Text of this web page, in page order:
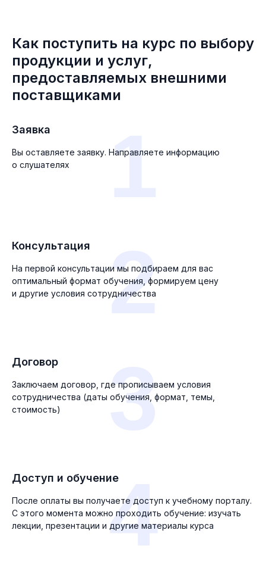
Как поступить на курс по выбору
продукции и услуг,
предоставляемых внешними
поставщиками
Заявка
Вы оставляете заявку. Направляете информацию
о слушателях
1
Консультация
На первой консультации мы подбираем для вас
оптимальный формат обучения, формируем цену
и другие условия сотрудничества
2
Договор
Заключаем договор, где прописываем условия
сотрудничества (даты обучения, формат, темы,
стоимость)
3
Доступ и обучение
После оплаты вы получаете доступ к учебному порталу.
С этого момента можно проходить обучение: изучать
лекции, презентации и другие материалы курса
4